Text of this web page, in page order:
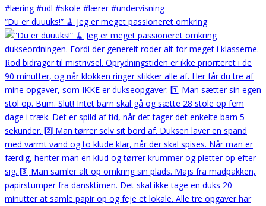
“Du er duuuks!” 🧹 Jeg er meget passioneret omkring